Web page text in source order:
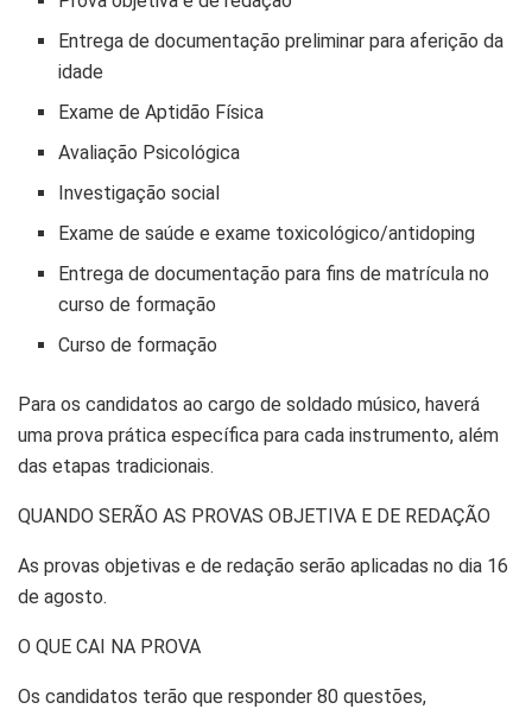
Entrega de documentação preliminar para aferição da
idade
Exame de Aptidão Física
Avaliação Psicológica
Investigação social
Exame de saúde e exame toxicológico/antidoping
Entrega de documentação para fins de matrícula no
curso de formação
Curso de formação
Para os candidatos ao cargo de soldado músico, haverá
uma prova prática específica para cada instrumento, além
das etapas tradicionais.
QUANDO SERÃO AS PROVAS OBJETIVA E DE REDAÇÃO
As provas objetivas e de redação serão aplicadas no dia 16
de agosto.
O QUE CAI NA PROVA
Os candidatos terão que responder 80 questões,